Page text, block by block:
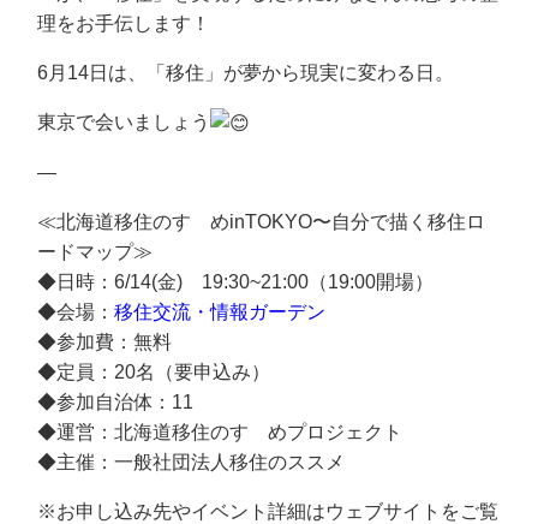
理をお手伝します！
6月14日は、「移住」が夢から現実に変わる日。
東京で会いましょう
—
≪北海道移住のすゝめinTOKYO〜自分で描く移住ロ
ードマップ≫
◆日時：6/14(金) 19:30~21:00（19:00開場）
◆会場：移住交流・情報ガーデン
◆参加費：無料
◆定員：20名（要申込み）
◆参加自治体：11
◆運営：北海道移住のすゝめプロジェクト
◆主催：一般社団法人移住のススメ
※お申し込み先やイベント詳細はウェブサイトをご覧